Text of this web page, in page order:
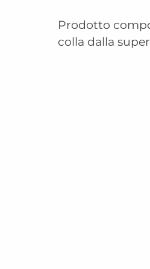
Prodotto
colla dalla